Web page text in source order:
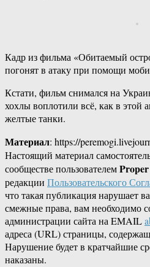
Кадр из фильма «Обитаемый
погонят в атаку при помощи
Кстати, фильм снимался на
хохлы воплотили всё, как в
желтые танки.
Материал: https://
Настоящий материал
сообществе пользователемProper
редакции Пользовательского
что такая публикация нарушает
смежные права, вам необходимо
администрации сайта на EMAIL
адреса (URL) страницы,
Нарушение будет в кратчайшие
наказаны.